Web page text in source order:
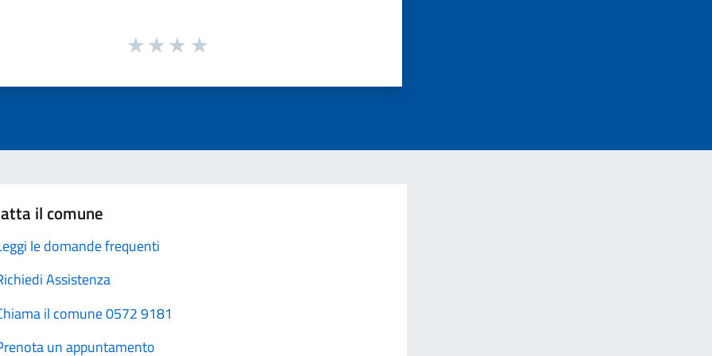
il comune
le domande frequenti
Assistenza
il comune 0572 9181
un appuntamento